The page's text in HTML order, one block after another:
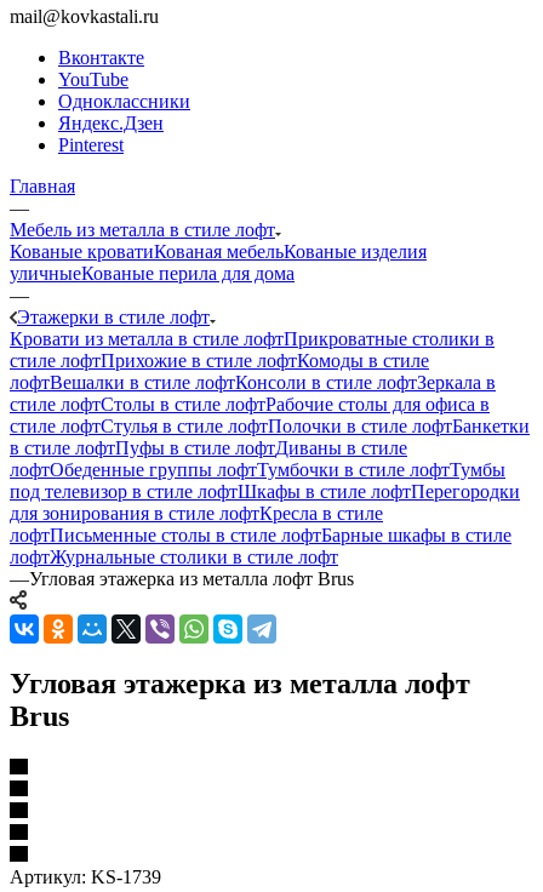
mail@kovkastali.ru
Вконтакте
YouTube
Одноклассники
Яндекс.Дзен
Pinterest
Главная
—
Мебель из металла в стиле лофт
Кованые кроватиКованая мебельКованые изделия
уличныеКованые перила для дома
—
Этажерки в стиле лофт
Кровати из металла в стиле лофтПрикроватные столики в
стиле лофтПрихожие в стиле лофтКомоды в стиле
лофтВешалки в стиле лофтКонсоли в стиле лофтЗеркала в
стиле лофтСтолы в стиле лофтРабочие столы для офиса в
стиле лофтСтулья в стиле лофтПолочки в стиле лофтБанкетки
в стиле лофтПуфы в стиле лофтДиваны в стиле
лофтОбеденные группы лофтТумбочки в стиле лофтТумбы
под телевизор в стиле лофтШкафы в стиле лофтПерегородки
для зонирования в стиле лофтКресла в стиле
лофтПисьменные столы в стиле лофтБарные шкафы в стиле
лофтЖурнальные столики в стиле лофт
—Угловая этажерка из металла лофт Brus
Угловая этажерка из металла лофт
Brus
Артикул: KS-1739